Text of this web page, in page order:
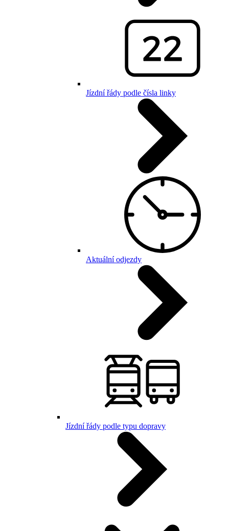
Jízdní řády podle čísla linky
Aktuální odjezdy
Jízdní řády podle typu dopravy